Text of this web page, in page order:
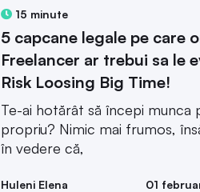
15 minute
5 capcane legale pe care
Freelancer ar trebui sa le
Risk Loosing Big Time!
Te-ai hotărât să începi munca
propriu? Nimic mai frumos,
în vedere că,
Huleni Elena 01